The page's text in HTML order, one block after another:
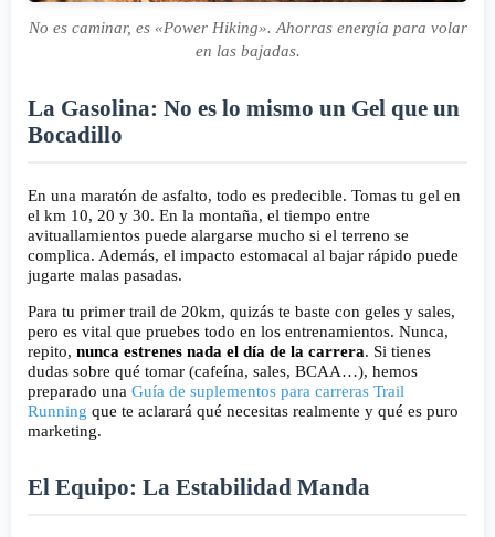
No es caminar, es «Power Hiking». Ahorras energía para volar
en las bajadas.
La Gasolina: No es lo mismo un Gel que un
Bocadillo
En una maratón de asfalto, todo es predecible. Tomas tu gel en
el km 10, 20 y 30. En la montaña, el tiempo entre
avituallamientos puede alargarse mucho si el terreno se
complica. Además, el impacto estomacal al bajar rápido puede
jugarte malas pasadas.
Para tu primer trail de 20km, quizás te baste con geles y sales,
pero es vital que pruebes todo en los entrenamientos. Nunca,
repito, nunca estrenes nada el día de la carrera. Si tienes
dudas sobre qué tomar (cafeína, sales, BCAA…), hemos
preparado una Guía de suplementos para carreras Trail
Running que te aclarará qué necesitas realmente y qué es puro
marketing.
El Equipo: La Estabilidad Manda